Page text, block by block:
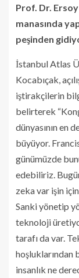
Prof. Dr.
manasında
peşinden
İstanbul Atlas
Kocabıçak,
iştirakçilerin
belirterek
dünyasının en
büyüyor.
günümüzde
edebiliriz.
zeka var işin
Sanki yönetip
teknoloji
tarafı da var.
hoşluklarından
insanlık ne